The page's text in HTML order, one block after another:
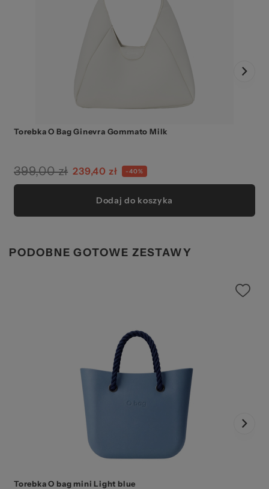
Torebka O Bag Ginevra Gommato Milk
399,00 zł 239,40 zł -40%
Dodaj do koszyka
PODOBNE GOTOWE ZESTAWY
Torebka O bag mini Light blue